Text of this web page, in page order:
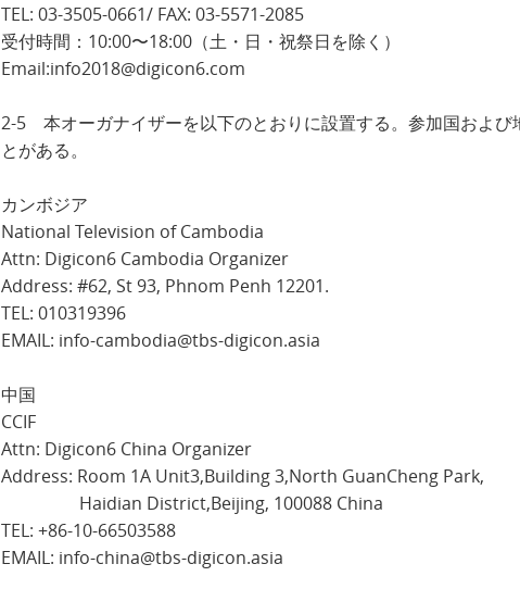
TEL: 03-3505-0661/ FAX: 03-5571-2085
受付時間：10:00〜18:00（土・日・祝祭日を除く）
Email:info2018@digicon6.com
2-5 本オーガナイザーを以下のとおりに設置する。参加国およ
とがある。
カンボジア
National Television of Cambodia
Attn: Digicon6 Cambodia Organizer
Address: #62, St 93, Phnom Penh 12201.
TEL: 010319396
EMAIL: info-cambodia@tbs-digicon.asia
中国
CCIF
Attn: Digicon6 China Organizer
Address: Room 1A Unit3,Building 3,North GuanCheng Park,
Haidian District,Beijing, 100088 China
TEL: +86-10-66503588
EMAIL: info-china@tbs-digicon.asia